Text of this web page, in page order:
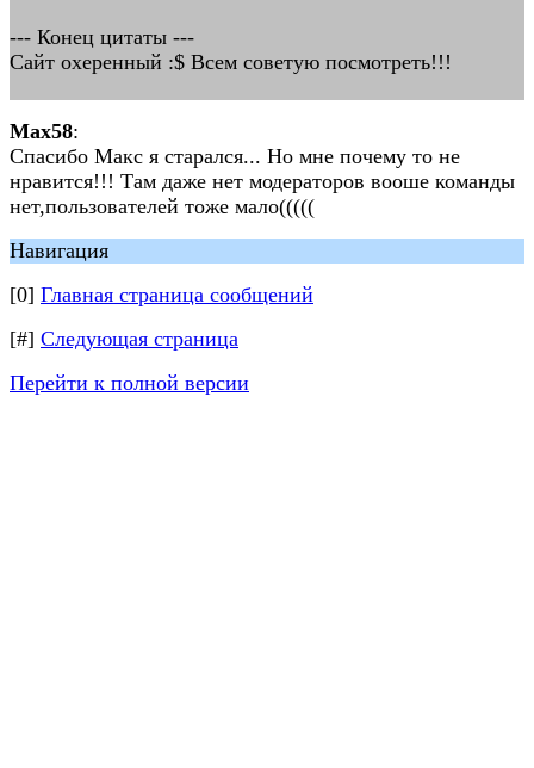
--- Конец цитаты ---
Сайт охеренный :$ Всем советую посмотреть!!!
Max58:
Спасибо Макс я старался... Но мне почему то не
нравится!!! Там даже нет модераторов вооше команды
нет,пользователей тоже мало(((((
Навигация
[0] Главная страница сообщений
[#] Следующая страница
Перейти к полной версии